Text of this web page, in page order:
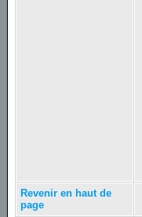
Revenir en haut de
page